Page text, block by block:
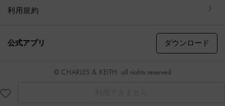
利用規約
公式アプリ ダウンロード
© CHARLES & KEITH, all rights reserved